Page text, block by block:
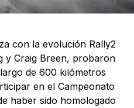
con la evolución Rally2
y Craig Breen, probaron
de 600 kilómetros
en el Campeonato
haber sido homologado